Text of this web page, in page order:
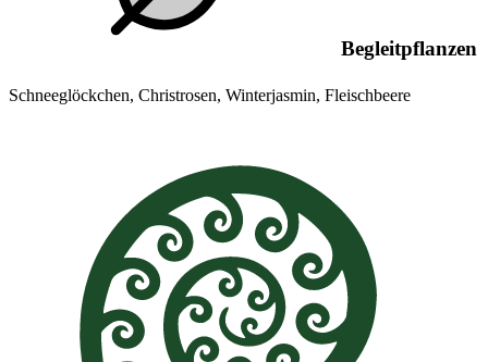
Begleitpflanzen
Schneeglöckchen, Christrosen, Winterjasmin, Fleischbeere